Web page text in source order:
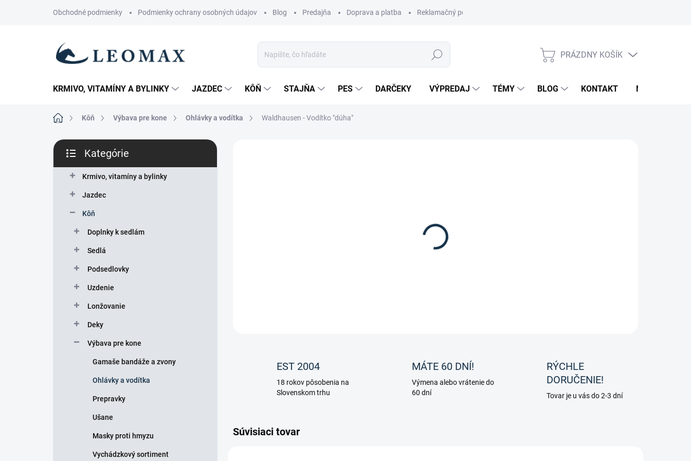
Obchodné podmienky Podmienky ochrany osobných údajov Blog Predajňa Doprava a platba Reklamačný poriadok
Hľadať
NÁKUPNÝ
PRÁZDNY KOŠÍK
KRMIVO, VITAMÍNY A BYLINKY JAZDEC KÔŇ STAJŇA PES DARČEKY VÝPREDAJ TÉMY BLOG KONTAKT NOVINKY
DomovKôň Výbava pre kone Ohlávky a vodítka Waldhausen - Vodítko "dúha"
B
č
kategórie
Kategórie
Krmivo, vitamíny a bylinky
Jazdec
Kôň
Doplnky k sedlám
Sedlá
Podsedlovky
Uzdenie
Lonžovanie
Deky
Výbava pre kone
Gamaše bandáže a zvony
Ohlávky a vodítka
Prepravky
Ušane
Masky proti hmyzu
Vychádzkový sortiment
EST 2004
18 rokov pôsobenia na
Slovenskom trhu
MÁTE 60 DNÍ!
Výmena alebo vrátenie do
60 dní
RÝCHLE
DORUČENIE!
Tovar je u vás do 2-3 dní
Súvisiaci tovar